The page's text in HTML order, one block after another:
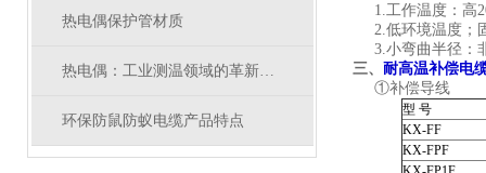
热电偶保护管材质
热电偶：工业测温领域的革新实践
环保防鼠防蚁电缆产品特点
1.工作温度：高
2.低环境温度；
3.小弯曲半径：
三、 耐高温补偿电
①补偿导线
型 号
KX-FF
KX-FPF